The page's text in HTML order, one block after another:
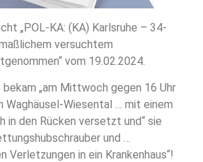
„POL-KA: (KA) Karlsruhe – 34-
versuchtem
vom 19.02.2024.
„am Mittwoch gegen 16 Uhr
Waghäusel-Wiesental … mit einem
in den Rücken versetzt und“ sie
und …
Verletzungen in ein Krankenhaus“!